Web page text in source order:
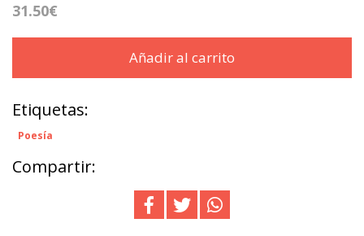
31.50€
Añadir al carrito
Etiquetas:
Poesía
Compartir: